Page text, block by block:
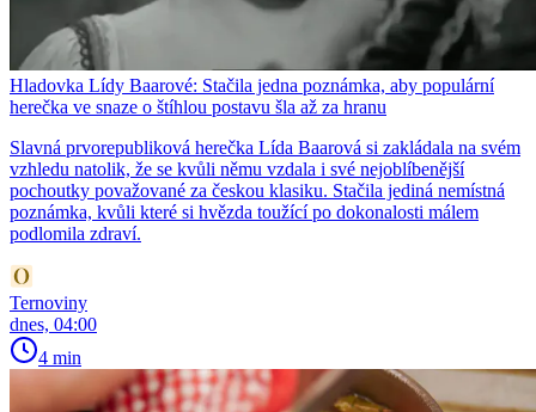
Hladovka Lídy Baarové: Stačila jedna poznámka, aby populární
herečka ve snaze o štíhlou postavu šla až za hranu
Slavná prvorepubliková herečka Lída Baarová si zakládala na svém
vzhledu natolik, že se kvůli němu vzdala i své nejoblíbenější
pochoutky považované za českou klasiku. Stačila jediná nemístná
poznámka, kvůli které si hvězda toužící po dokonalosti málem
podlomila zdraví.
Ternoviny
dnes, 04:00
4 min